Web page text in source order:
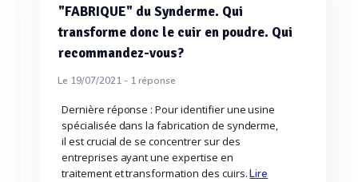
"FABRIQUE" du Synderme. Qui
transforme donc le cuir en poudre. Qui
recommandez-vous?
Le 19/07/2021 - 1réponse
Dernière réponse : Pour identifier une usine
spécialisée dans la fabrication de synderme,
il est crucial de se concentrer sur des
entreprises ayant une expertise en
traitement et transformation des cuirs.Lire